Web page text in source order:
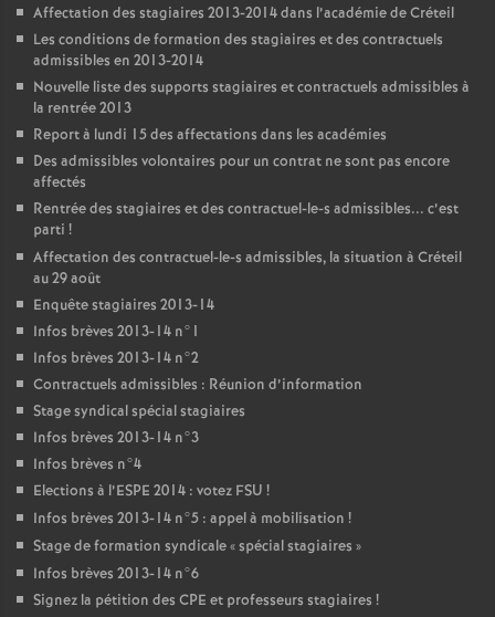
Affectation des stagiaires 2013-2014 dans l’académie de Créteil
Les conditions de formation des stagiaires et des contractuels
admissibles en 2013-2014
Nouvelle liste des supports stagiaires et contractuels admissibles à
la rentrée 2013
Report à lundi 15 des affectations dans les académies
Des admissibles volontaires pour un contrat ne sont pas encore
affectés
Rentrée des stagiaires et des contractuel-le-s admissibles... c’est
parti !
Affectation des contractuel-le-s admissibles, la situation à Créteil
au 29 août
Enquête stagiaires 2013-14
Infos brèves 2013-14 n°1
Infos brèves 2013-14 n°2
Contractuels admissibles : Réunion d’information
Stage syndical spécial stagiaires
Infos brèves 2013-14 n°3
Infos brèves n°4
Elections à l’ESPE 2014 : votez FSU !
Infos brèves 2013-14 n°5 : appel à mobilisation !
Stage de formation syndicale «spécial stagiaires »
Infos brèves 2013-14 n°6
Signez la pétition des CPE et professeurs stagiaires !